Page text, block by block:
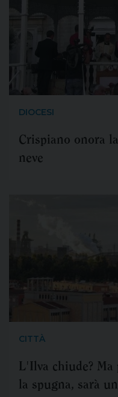
DIOCESI
Crispiano onora
neve
CITTÀ
L'Ilva chiude?
la spugna, sarà